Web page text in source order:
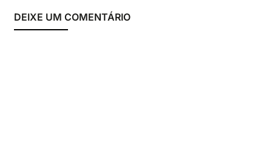
DEIXE UM COMENTÁRIO